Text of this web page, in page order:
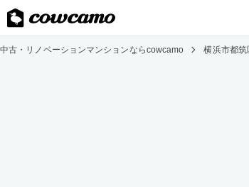
中古・リノベーションマンションならcowcamo 横浜市都筑